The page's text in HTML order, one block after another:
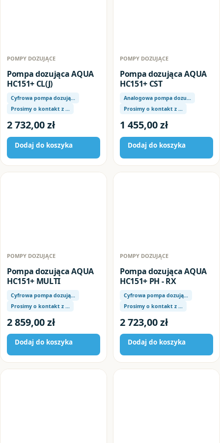
POMPY DOZUJĄCE
Pompa dozująca AQUA
HC151+ CL(J)
Cyfrowa pompa dozują…
Prosimy o kontakt z …
2 732,00zł
Dodaj do koszyka
POMPY DOZUJĄCE
Pompa dozująca AQUA
HC151+ CST
Analogowa pompa dozu…
Prosimy o kontakt z …
1 455,00zł
Dodaj do koszyka
POMPY DOZUJĄCE
Pompa dozująca AQUA
HC151+ MULTI
Cyfrowa pompa dozują…
Prosimy o kontakt z …
2 859,00zł
Dodaj do koszyka
POMPY DOZUJĄCE
Pompa dozująca AQUA
HC151+ PH - RX
Cyfrowa pompa dozują…
Prosimy o kontakt z …
2 723,00zł
Dodaj do koszyka